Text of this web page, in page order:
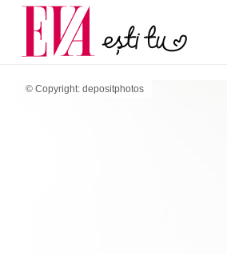
© Copyright: depositphotos
Carieră
Actualitate